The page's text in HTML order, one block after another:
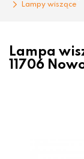
Lampy wiszące
Lampa
11706